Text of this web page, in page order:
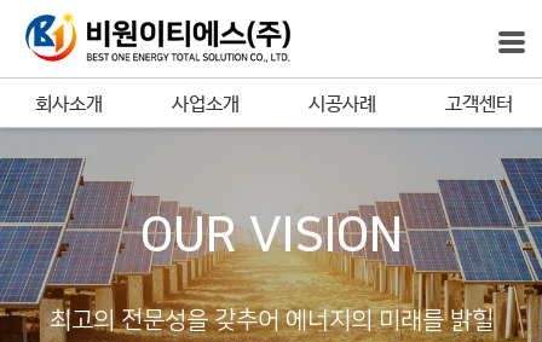
회사소개 사업소개 시공사례 고객센터
OUR VISION
최고의 전문성을 갖추어 에너지의 미래를 밝힐